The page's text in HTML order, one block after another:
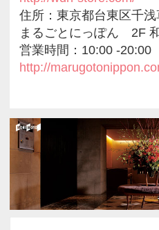
と、長く大切に
も、ブランドの
営店ができたこ
い。ここに来る
気持ちになるな
ができればう
めには、お客様
いやすくリニュ